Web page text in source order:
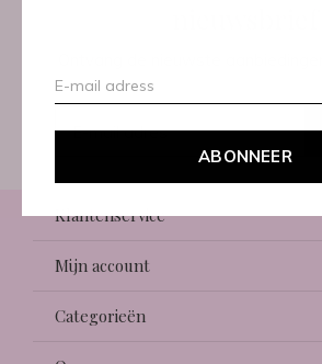
ABONNEER
Klantenservice
Mijn account
Categorieën